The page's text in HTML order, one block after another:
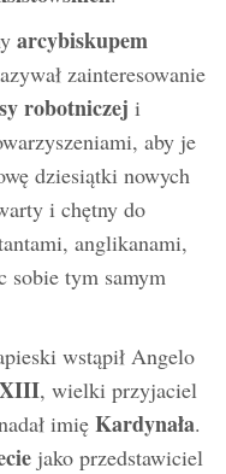
arcybiskupem
zainteresowanie
robotniczej i
aby je
dziesiątki nowych
i chętny do
anglikanami,
sobie tym samym
wstąpił Angelo
, wielki przyjaciel
imię Kardynała.
jako przedstawiciel